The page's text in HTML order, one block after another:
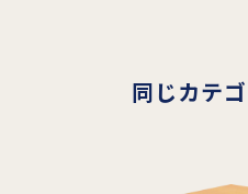
同じカテ